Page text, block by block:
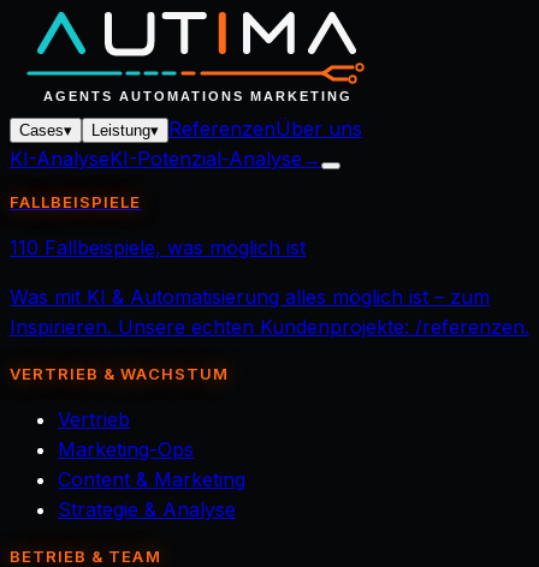
Cases▾ Leistung▾ ReferenzenÜber uns
KI-AnalyseKI-Potenzial-Analyse →
FALLBEISPIELE
110 Fallbeispiele, was möglich ist
Was mit KI & Automatisierung alles möglich ist – zum
Inspirieren. Unsere echten Kundenprojekte: /referenzen.
VERTRIEB & WACHSTUM
Vertrieb
Marketing-Ops
Content & Marketing
Strategie & Analyse
BETRIEB & TEAM